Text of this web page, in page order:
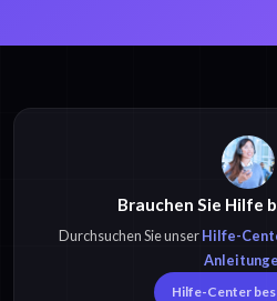
Brauchen Sie Hilfe
Durchsuchen Sie unserHilfe-
Hilfe-Center